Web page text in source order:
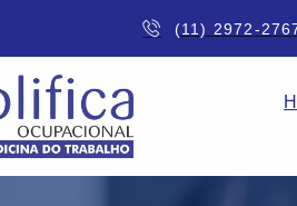
(11) 2972-